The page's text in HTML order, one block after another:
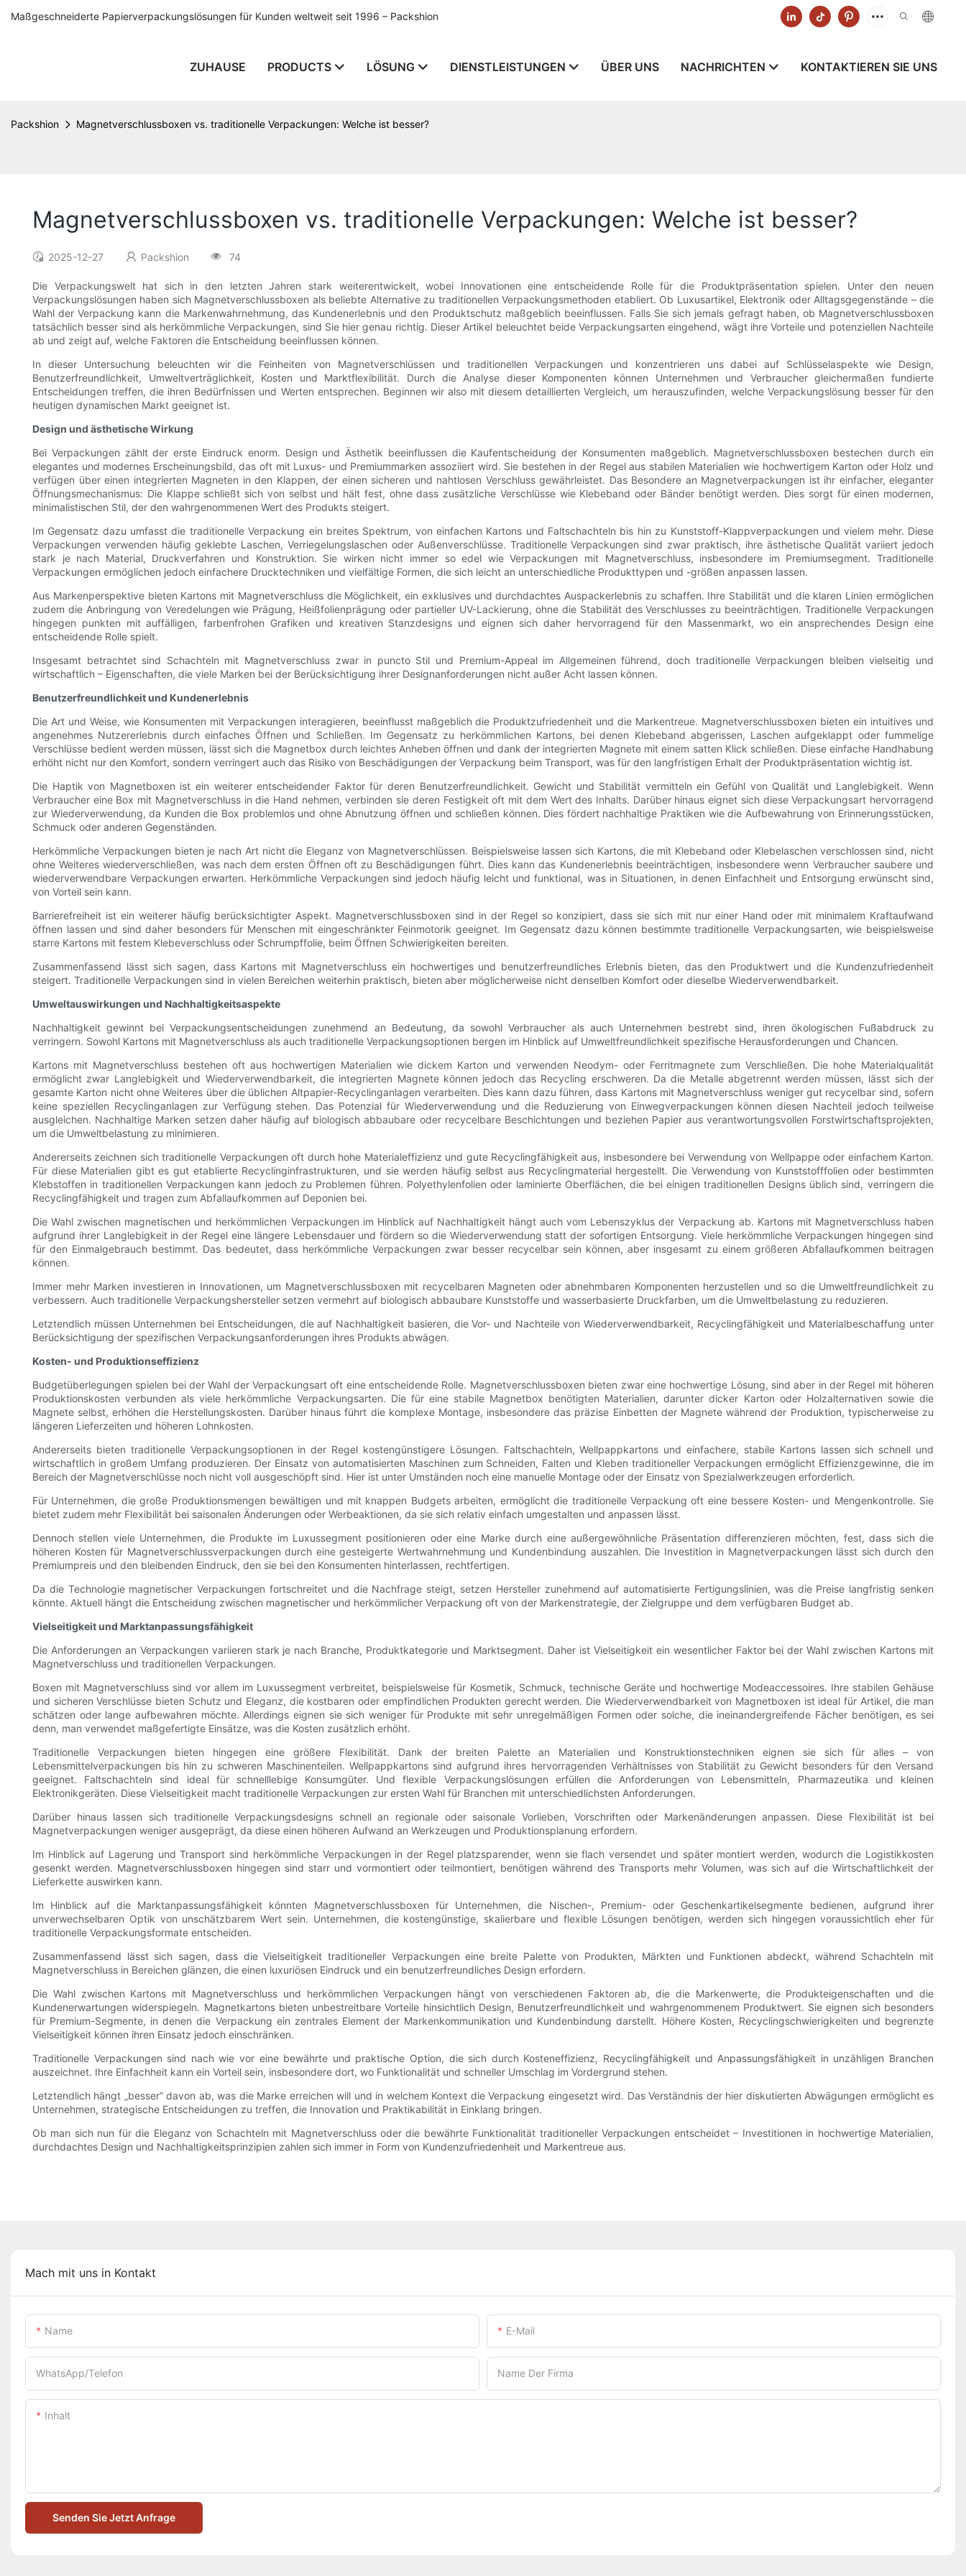
Maßgeschneiderte Papierverpackungslösungen für Kunden weltweit seit 1996 – Packshion
ZUHAUSE PRODUCTS LÖSUNG DIENSTLEISTUNGEN ÜBER UNS NACHRICHTEN KONTAKTIEREN SIE UNS
Packshion Magnetverschlussboxen vs. traditionelle Verpackungen: Welche ist besser?
Magnetverschlussboxen vs. traditionelle Verpackungen: Welche ist besser?
2025-12-27 Packshion 74
Die Verpackungswelt hat sich in den letzten Jahren stark weiterentwickelt, wobei Innovationen eine entscheidende Rolle für die Produktpräsentation spielen. Unter den neuen
Verpackungslösungen haben sich Magnetverschlussboxen als beliebte Alternative zu traditionellen Verpackungsmethoden etabliert. Ob Luxusartikel, Elektronik oder Alltagsgegenstände – die
Wahl der Verpackung kann die Markenwahrnehmung, das Kundenerlebnis und den Produktschutz maßgeblich beeinflussen. Falls Sie sich jemals gefragt haben, ob Magnetverschlussboxen
tatsächlich besser sind als herkömmliche Verpackungen, sind Sie hier genau richtig. Dieser Artikel beleuchtet beide Verpackungsarten eingehend, wägt ihre Vorteile und potenziellen Nachteile
ab und zeigt auf, welche Faktoren die Entscheidung beeinflussen können.
In dieser Untersuchung beleuchten wir die Feinheiten von Magnetverschlüssen und traditionellen Verpackungen und konzentrieren uns dabei auf Schlüsselaspekte wie Design,
Benutzerfreundlichkeit, Umweltverträglichkeit, Kosten und Marktflexibilität. Durch die Analyse dieser Komponenten können Unternehmen und Verbraucher gleichermaßen fundierte
Entscheidungen treffen, die ihren Bedürfnissen und Werten entsprechen. Beginnen wir also mit diesem detaillierten Vergleich, um herauszufinden, welche Verpackungslösung besser für den
heutigen dynamischen Markt geeignet ist.
Design und ästhetische Wirkung
Bei Verpackungen zählt der erste Eindruck enorm. Design und Ästhetik beeinflussen die Kaufentscheidung der Konsumenten maßgeblich. Magnetverschlussboxen bestechen durch ein
elegantes und modernes Erscheinungsbild, das oft mit Luxus- und Premiummarken assoziiert wird. Sie bestehen in der Regel aus stabilen Materialien wie hochwertigem Karton oder Holz und
verfügen über einen integrierten Magneten in den Klappen, der einen sicheren und nahtlosen Verschluss gewährleistet. Das Besondere an Magnetverpackungen ist ihr einfacher, eleganter
Öffnungsmechanismus: Die Klappe schließt sich von selbst und hält fest, ohne dass zusätzliche Verschlüsse wie Klebeband oder Bänder benötigt werden. Dies sorgt für einen modernen,
minimalistischen Stil, der den wahrgenommenen Wert des Produkts steigert.
Im Gegensatz dazu umfasst die traditionelle Verpackung ein breites Spektrum, von einfachen Kartons und Faltschachteln bis hin zu Kunststoff-Klappverpackungen und vielem mehr. Diese
Verpackungen verwenden häufig geklebte Laschen, Verriegelungslaschen oder Außenverschlüsse. Traditionelle Verpackungen sind zwar praktisch, ihre ästhetische Qualität variiert jedoch
stark je nach Material, Druckverfahren und Konstruktion. Sie wirken nicht immer so edel wie Verpackungen mit Magnetverschluss, insbesondere im Premiumsegment. Traditionelle
Verpackungen ermöglichen jedoch einfachere Drucktechniken und vielfältige Formen, die sich leicht an unterschiedliche Produkttypen und -größen anpassen lassen.
Aus Markenperspektive bieten Kartons mit Magnetverschluss die Möglichkeit, ein exklusives und durchdachtes Auspackerlebnis zu schaffen. Ihre Stabilität und die klaren Linien ermöglichen
zudem die Anbringung von Veredelungen wie Prägung, Heißfolienprägung oder partieller UV-Lackierung, ohne die Stabilität des Verschlusses zu beeinträchtigen. Traditionelle Verpackungen
hingegen punkten mit auffälligen, farbenfrohen Grafiken und kreativen Stanzdesigns und eignen sich daher hervorragend für den Massenmarkt, wo ein ansprechendes Design eine
entscheidende Rolle spielt.
Insgesamt betrachtet sind Schachteln mit Magnetverschluss zwar in puncto Stil und Premium-Appeal im Allgemeinen führend, doch traditionelle Verpackungen bleiben vielseitig und
wirtschaftlich – Eigenschaften, die viele Marken bei der Berücksichtigung ihrer Designanforderungen nicht außer Acht lassen können.
Benutzerfreundlichkeit und Kundenerlebnis
Die Art und Weise, wie Konsumenten mit Verpackungen interagieren, beeinflusst maßgeblich die Produktzufriedenheit und die Markentreue. Magnetverschlussboxen bieten ein intuitives und
angenehmes Nutzererlebnis durch einfaches Öffnen und Schließen. Im Gegensatz zu herkömmlichen Kartons, bei denen Klebeband abgerissen, Laschen aufgeklappt oder fummelige
Verschlüsse bedient werden müssen, lässt sich die Magnetbox durch leichtes Anheben öffnen und dank der integrierten Magnete mit einem satten Klick schließen. Diese einfache Handhabung
erhöht nicht nur den Komfort, sondern verringert auch das Risiko von Beschädigungen der Verpackung beim Transport, was für den langfristigen Erhalt der Produktpräsentation wichtig ist.
Die Haptik von Magnetboxen ist ein weiterer entscheidender Faktor für deren Benutzerfreundlichkeit. Gewicht und Stabilität vermitteln ein Gefühl von Qualität und Langlebigkeit. Wenn
Verbraucher eine Box mit Magnetverschluss in die Hand nehmen, verbinden sie deren Festigkeit oft mit dem Wert des Inhalts. Darüber hinaus eignet sich diese Verpackungsart hervorragend
zur Wiederverwendung, da Kunden die Box problemlos und ohne Abnutzung öffnen und schließen können. Dies fördert nachhaltige Praktiken wie die Aufbewahrung von Erinnerungsstücken,
Schmuck oder anderen Gegenständen.
Herkömmliche Verpackungen bieten je nach Art nicht die Eleganz von Magnetverschlüssen. Beispielsweise lassen sich Kartons, die mit Klebeband oder Klebelaschen verschlossen sind, nicht
ohne Weiteres wiederverschließen, was nach dem ersten Öffnen oft zu Beschädigungen führt. Dies kann das Kundenerlebnis beeinträchtigen, insbesondere wenn Verbraucher saubere und
wiederverwendbare Verpackungen erwarten. Herkömmliche Verpackungen sind jedoch häufig leicht und funktional, was in Situationen, in denen Einfachheit und Entsorgung erwünscht sind,
von Vorteil sein kann.
Barrierefreiheit ist ein weiterer häufig berücksichtigter Aspekt. Magnetverschlussboxen sind in der Regel so konzipiert, dass sie sich mit nur einer Hand oder mit minimalem Kraftaufwand
öffnen lassen und sind daher besonders für Menschen mit eingeschränkter Feinmotorik geeignet. Im Gegensatz dazu können bestimmte traditionelle Verpackungsarten, wie beispielsweise
starre Kartons mit festem Klebeverschluss oder Schrumpffolie, beim Öffnen Schwierigkeiten bereiten.
Zusammenfassend lässt sich sagen, dass Kartons mit Magnetverschluss ein hochwertiges und benutzerfreundliches Erlebnis bieten, das den Produktwert und die Kundenzufriedenheit
steigert. Traditionelle Verpackungen sind in vielen Bereichen weiterhin praktisch, bieten aber möglicherweise nicht denselben Komfort oder dieselbe Wiederverwendbarkeit.
Umweltauswirkungen und Nachhaltigkeitsaspekte
Nachhaltigkeit gewinnt bei Verpackungsentscheidungen zunehmend an Bedeutung, da sowohl Verbraucher als auch Unternehmen bestrebt sind, ihren ökologischen Fußabdruck zu
verringern. Sowohl Kartons mit Magnetverschluss als auch traditionelle Verpackungsoptionen bergen im Hinblick auf Umweltfreundlichkeit spezifische Herausforderungen und Chancen.
Kartons mit Magnetverschluss bestehen oft aus hochwertigen Materialien wie dickem Karton und verwenden Neodym- oder Ferritmagnete zum Verschließen. Die hohe Materialqualität
ermöglicht zwar Langlebigkeit und Wiederverwendbarkeit, die integrierten Magnete können jedoch das Recycling erschweren. Da die Metalle abgetrennt werden müssen, lässt sich der
gesamte Karton nicht ohne Weiteres über die üblichen Altpapier-Recyclinganlagen verarbeiten. Dies kann dazu führen, dass Kartons mit Magnetverschluss weniger gut recycelbar sind, sofern
keine speziellen Recyclinganlagen zur Verfügung stehen. Das Potenzial für Wiederverwendung und die Reduzierung von Einwegverpackungen können diesen Nachteil jedoch teilweise
ausgleichen. Nachhaltige Marken setzen daher häufig auf biologisch abbaubare oder recycelbare Beschichtungen und beziehen Papier aus verantwortungsvollen Forstwirtschaftsprojekten,
um die Umweltbelastung zu minimieren.
Andererseits zeichnen sich traditionelle Verpackungen oft durch hohe Materialeffizienz und gute Recyclingfähigkeit aus, insbesondere bei Verwendung von Wellpappe oder einfachem Karton.
Für diese Materialien gibt es gut etablierte Recyclinginfrastrukturen, und sie werden häufig selbst aus Recyclingmaterial hergestellt. Die Verwendung von Kunststofffolien oder bestimmten
Klebstoffen in traditionellen Verpackungen kann jedoch zu Problemen führen. Polyethylenfolien oder laminierte Oberflächen, die bei einigen traditionellen Designs üblich sind, verringern die
Recyclingfähigkeit und tragen zum Abfallaufkommen auf Deponien bei.
Die Wahl zwischen magnetischen und herkömmlichen Verpackungen im Hinblick auf Nachhaltigkeit hängt auch vom Lebenszyklus der Verpackung ab. Kartons mit Magnetverschluss haben
aufgrund ihrer Langlebigkeit in der Regel eine längere Lebensdauer und fördern so die Wiederverwendung statt der sofortigen Entsorgung. Viele herkömmliche Verpackungen hingegen sind
für den Einmalgebrauch bestimmt. Das bedeutet, dass herkömmliche Verpackungen zwar besser recycelbar sein können, aber insgesamt zu einem größeren Abfallaufkommen beitragen
können.
Immer mehr Marken investieren in Innovationen, um Magnetverschlussboxen mit recycelbaren Magneten oder abnehmbaren Komponenten herzustellen und so die Umweltfreundlichkeit zu
verbessern. Auch traditionelle Verpackungshersteller setzen vermehrt auf biologisch abbaubare Kunststoffe und wasserbasierte Druckfarben, um die Umweltbelastung zu reduzieren.
Letztendlich müssen Unternehmen bei Entscheidungen, die auf Nachhaltigkeit basieren, die Vor- und Nachteile von Wiederverwendbarkeit, Recyclingfähigkeit und Materialbeschaffung unter
Berücksichtigung der spezifischen Verpackungsanforderungen ihres Produkts abwägen.
Kosten- und Produktionseffizienz
Budgetüberlegungen spielen bei der Wahl der Verpackungsart oft eine entscheidende Rolle. Magnetverschlussboxen bieten zwar eine hochwertige Lösung, sind aber in der Regel mit höheren
Produktionskosten verbunden als viele herkömmliche Verpackungsarten. Die für eine stabile Magnetbox benötigten Materialien, darunter dicker Karton oder Holzalternativen sowie die
Magnete selbst, erhöhen die Herstellungskosten. Darüber hinaus führt die komplexe Montage, insbesondere das präzise Einbetten der Magnete während der Produktion, typischerweise zu
längeren Lieferzeiten und höheren Lohnkosten.
Andererseits bieten traditionelle Verpackungsoptionen in der Regel kostengünstigere Lösungen. Faltschachteln, Wellpappkartons und einfachere, stabile Kartons lassen sich schnell und
wirtschaftlich in großem Umfang produzieren. Der Einsatz von automatisierten Maschinen zum Schneiden, Falten und Kleben traditioneller Verpackungen ermöglicht Effizienzgewinne, die im
Bereich der Magnetverschlüsse noch nicht voll ausgeschöpft sind. Hier ist unter Umständen noch eine manuelle Montage oder der Einsatz von Spezialwerkzeugen erforderlich.
Für Unternehmen, die große Produktionsmengen bewältigen und mit knappen Budgets arbeiten, ermöglicht die traditionelle Verpackung oft eine bessere Kosten- und Mengenkontrolle. Sie
bietet zudem mehr Flexibilität bei saisonalen Änderungen oder Werbeaktionen, da sie sich relativ einfach umgestalten und anpassen lässt.
Dennoch stellen viele Unternehmen, die Produkte im Luxussegment positionieren oder eine Marke durch eine außergewöhnliche Präsentation differenzieren möchten, fest, dass sich die
höheren Kosten für Magnetverschlussverpackungen durch eine gesteigerte Wertwahrnehmung und Kundenbindung auszahlen. Die Investition in Magnetverpackungen lässt sich durch den
Premiumpreis und den bleibenden Eindruck, den sie bei den Konsumenten hinterlassen, rechtfertigen.
Da die Technologie magnetischer Verpackungen fortschreitet und die Nachfrage steigt, setzen Hersteller zunehmend auf automatisierte Fertigungslinien, was die Preise langfristig senken
könnte. Aktuell hängt die Entscheidung zwischen magnetischer und herkömmlicher Verpackung oft von der Markenstrategie, der Zielgruppe und dem verfügbaren Budget ab.
Vielseitigkeit und Marktanpassungsfähigkeit
Die Anforderungen an Verpackungen variieren stark je nach Branche, Produktkategorie und Marktsegment. Daher ist Vielseitigkeit ein wesentlicher Faktor bei der Wahl zwischen Kartons mit
Magnetverschluss und traditionellen Verpackungen.
Boxen mit Magnetverschluss sind vor allem im Luxussegment verbreitet, beispielsweise für Kosmetik, Schmuck, technische Geräte und hochwertige Modeaccessoires. Ihre stabilen Gehäuse
und sicheren Verschlüsse bieten Schutz und Eleganz, die kostbaren oder empfindlichen Produkten gerecht werden. Die Wiederverwendbarkeit von Magnetboxen ist ideal für Artikel, die man
schätzen oder lange aufbewahren möchte. Allerdings eignen sie sich weniger für Produkte mit sehr unregelmäßigen Formen oder solche, die ineinandergreifende Fächer benötigen, es sei
denn, man verwendet maßgefertigte Einsätze, was die Kosten zusätzlich erhöht.
Traditionelle Verpackungen bieten hingegen eine größere Flexibilität. Dank der breiten Palette an Materialien und Konstruktionstechniken eignen sie sich für alles – von
Lebensmittelverpackungen bis hin zu schweren Maschinenteilen. Wellpappkartons sind aufgrund ihres hervorragenden Verhältnisses von Stabilität zu Gewicht besonders für den Versand
geeignet. Faltschachteln sind ideal für schnelllebige Konsumgüter. Und flexible Verpackungslösungen erfüllen die Anforderungen von Lebensmitteln, Pharmazeutika und kleinen
Elektronikgeräten. Diese Vielseitigkeit macht traditionelle Verpackungen zur ersten Wahl für Branchen mit unterschiedlichsten Anforderungen.
Darüber hinaus lassen sich traditionelle Verpackungsdesigns schnell an regionale oder saisonale Vorlieben, Vorschriften oder Markenänderungen anpassen. Diese Flexibilität ist bei
Magnetverpackungen weniger ausgeprägt, da diese einen höheren Aufwand an Werkzeugen und Produktionsplanung erfordern.
Im Hinblick auf Lagerung und Transport sind herkömmliche Verpackungen in der Regel platzsparender, wenn sie flach versendet und später montiert werden, wodurch die Logistikkosten
gesenkt werden. Magnetverschlussboxen hingegen sind starr und vormontiert oder teilmontiert, benötigen während des Transports mehr Volumen, was sich auf die Wirtschaftlichkeit der
Lieferkette auswirken kann.
Im Hinblick auf die Marktanpassungsfähigkeit könnten Magnetverschlussboxen für Unternehmen, die Nischen-, Premium- oder Geschenkartikelsegmente bedienen, aufgrund ihrer
unverwechselbaren Optik von unschätzbarem Wert sein. Unternehmen, die kostengünstige, skalierbare und flexible Lösungen benötigen, werden sich hingegen voraussichtlich eher für
traditionelle Verpackungsformate entscheiden.
Zusammenfassend lässt sich sagen, dass die Vielseitigkeit traditioneller Verpackungen eine breite Palette von Produkten, Märkten und Funktionen abdeckt, während Schachteln mit
Magnetverschluss in Bereichen glänzen, die einen luxuriösen Eindruck und ein benutzerfreundliches Design erfordern.
Die Wahl zwischen Kartons mit Magnetverschluss und herkömmlichen Verpackungen hängt von verschiedenen Faktoren ab, die die Markenwerte, die Produkteigenschaften und die
Kundenerwartungen widerspiegeln. Magnetkartons bieten unbestreitbare Vorteile hinsichtlich Design, Benutzerfreundlichkeit und wahrgenommenem Produktwert. Sie eignen sich besonders
für Premium-Segmente, in denen die Verpackung ein zentrales Element der Markenkommunikation und Kundenbindung darstellt. Höhere Kosten, Recyclingschwierigkeiten und begrenzte
Vielseitigkeit können ihren Einsatz jedoch einschränken.
Traditionelle Verpackungen sind nach wie vor eine bewährte und praktische Option, die sich durch Kosteneffizienz, Recyclingfähigkeit und Anpassungsfähigkeit in unzähligen Branchen
auszeichnet. Ihre Einfachheit kann ein Vorteil sein, insbesondere dort, wo Funktionalität und schneller Umschlag im Vordergrund stehen.
Letztendlich hängt „besser“ davon ab, was die Marke erreichen will und in welchem ​​Kontext die Verpackung eingesetzt wird. Das Verständnis der hier diskutierten Abwägungen ermöglicht es
Unternehmen, strategische Entscheidungen zu treffen, die Innovation und Praktikabilität in Einklang bringen.
Ob man sich nun für die Eleganz von Schachteln mit Magnetverschluss oder die bewährte Funktionalität traditioneller Verpackungen entscheidet – Investitionen in hochwertige Materialien,
durchdachtes Design und Nachhaltigkeitsprinzipien zahlen sich immer in Form von Kundenzufriedenheit und Markentreue aus.
Mach mit uns in Kontakt
Name E-Mail
WhatsApp/Telefon Name Der Firma
Inhalt
Senden Sie Jetzt Anfrage